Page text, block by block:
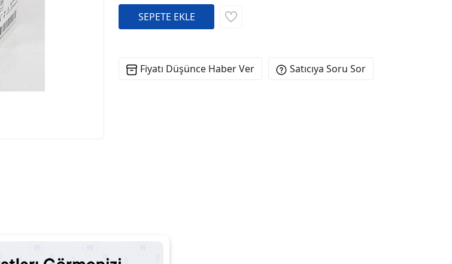
Fiyatı Düşünce Haber Ver Satıcıya Soru Sor